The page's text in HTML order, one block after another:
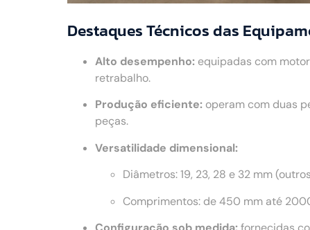
Destaques Técnicos das
Alto desempenho: equipadas com
retrabalho.
Produção eficiente: operam com duas
peças.
Versatilidade dimensional:
Diâmetros: 19, 23, 28 e 32 mm
Comprimentos: de 450 mm até